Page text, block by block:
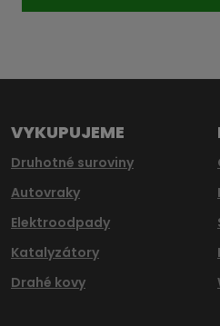
nepodařilo
VYKUPUJEME
Druhotné suroviny
Autovraky
Elektroodpady
Katalyzátory
Drahé kovy